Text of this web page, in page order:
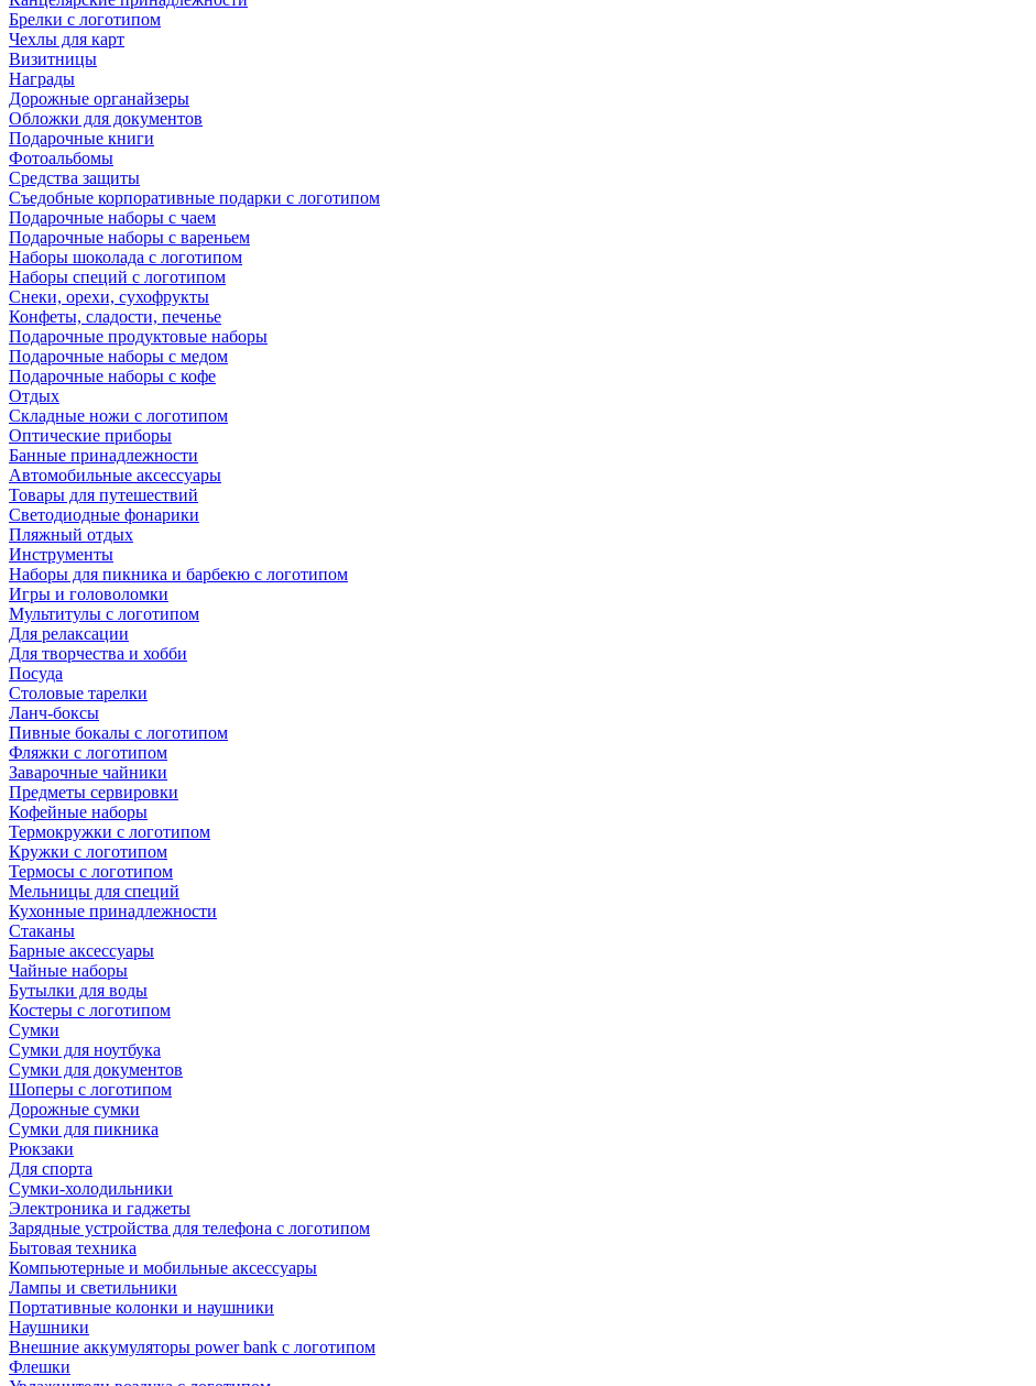
Брелки с логотипом
Чехлы для карт
Визитницы
Награды
Дорожные органайзеры
Обложки для документов
Подарочные книги
Фотоальбомы
Средства защиты
Съедобные корпоративные подарки с логотипом
Подарочные наборы с чаем
Подарочные наборы с вареньем
Наборы шоколада с логотипом
Наборы специй с логотипом
Снеки, орехи, сухофрукты
Конфеты, сладости, печенье
Подарочные продуктовые наборы
Подарочные наборы с медом
Подарочные наборы с кофе
Отдых
Складные ножи с логотипом
Оптические приборы
Банные принадлежности
Автомобильные аксессуары
Товары для путешествий
Светодиодные фонарики
Пляжный отдых
Инструменты
Наборы для пикника и барбекю с логотипом
Игры и головоломки
Мультитулы с логотипом
Для релаксации
Для творчества и хобби
Посуда
Столовые тарелки
Ланч-боксы
Пивные бокалы с логотипом
Фляжки с логотипом
Заварочные чайники
Предметы сервировки
Кофейные наборы
Термокружки с логотипом
Кружки с логотипом
Термосы с логотипом
Мельницы для специй
Кухонные принадлежности
Стаканы
Барные аксессуары
Чайные наборы
Бутылки для воды
Костеры с логотипом
Сумки
Сумки для ноутбука
Сумки для документов
Шоперы с логотипом
Дорожные сумки
Сумки для пикника
Рюкзаки
Для спорта
Сумки-холодильники
Электроника и гаджеты
Зарядные устройства для телефона с логотипом
Бытовая техника
Компьютерные и мобильные аксессуары
Лампы и светильники
Портативные колонки и наушники
Наушники
Внешние аккумуляторы power bank с логотипом
Флешки